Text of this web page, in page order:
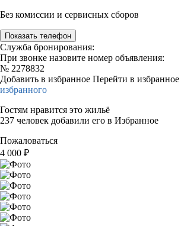
Без комиссии и сервисных сборов
Показать телефон
Служба бронирования:
При звонке назовите номер объявления:
№ 2278832
Добавить в избранное Перейти в избранное
избранного
Гостям нравится это жильё
237 человек добавили его в Избранное
Пожаловаться
4 000 ₽